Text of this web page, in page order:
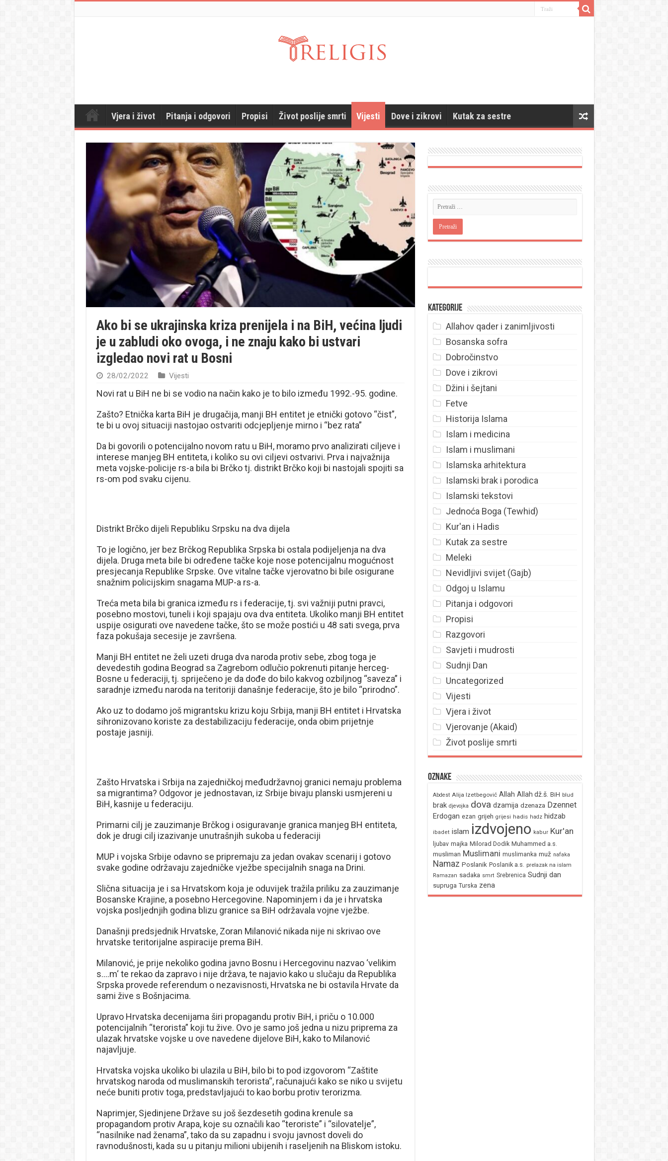
Vjera i život Pitanja i odgovori Propisi Život poslije smrti Vijesti Dove i zikrovi Kutak za sestre
Ako bi se ukrajinska kriza prenijela i na BiH, većina ljudi
je u zabludi oko ovoga, i ne znaju kako bi ustvari
izgledao novi rat u Bosni
28/02/2022 Vijesti
Novi rat u BiH ne bi se vodio na način kako je to bilo između 1992.-95. godine.
Zašto? Etnička karta BiH je drugačija, manji BH entitet je etnički gotovo “čist”,
te bi u ovoj situaciji nastojao ostvariti odcjepljenje mirno i “bez rata”
Da bi govorili o potencijalno novom ratu u BiH, moramo prvo analizirati ciljeve i
interese manjeg BH entiteta, i koliko su ovi ciljevi ostvarivi. Prva i najvažnija
meta vojske-policije rs-a bila bi Brčko tj. distrikt Brčko koji bi nastojali spojiti sa
rs-om pod svaku cijenu.
Distrikt Brčko dijeli Republiku Srpsku na dva dijela
To je logično, jer bez Brčkog Republika Srpska bi ostala podijeljenja na dva
dijela. Druga meta bile bi određene tačke koje nose potencijalnu mogućnost
presjecanja Republike Srpske. Ove vitalne tačke vjerovatno bi bile osigurane
snažnim policijskim snagama MUP-a rs-a.
Treća meta bila bi granica između rs i federacije, tj. svi važniji putni pravci,
posebno mostovi, tuneli i koji spajaju ova dva entiteta. Ukoliko manji BH entitet
uspije osigurati ove navedene tačke, što se može postići u 48 sati svega, prva
faza pokušaja secesije je završena.
Manji BH entitet ne želi uzeti druga dva naroda protiv sebe, zbog toga je
devedestih godina Beograd sa Zagrebom odlučio pokrenuti pitanje herceg-
Bosne u federaciji, tj. spriječeno je da dođe do bilo kakvog ozbiljnog “saveza” i
saradnje između naroda na teritoriji današnje federacije, što je bilo “prirodno”.
Ako uz to dodamo još migrantsku krizu koju Srbija, manji BH entitet i Hrvatska
sihronizovano koriste za destabilizaciju federacije, onda obim prijetnje
postaje jasniji.
Zašto Hrvatska i Srbija na zajedničkoj međudržavnoj granici nemaju problema
sa migrantima? Odgovor je jednostavan, iz Srbije bivaju planski usmjereni u
BiH, kasnije u federaciju.
Primarni cilj je zauzimanje Brčkog i osiguravanje granica manjeg BH entiteta,
dok je drugi cilj izazivanje unutrašnjih sukoba u federaciji
MUP i vojska Srbije odavno se pripremaju za jedan ovakav scenarij i gotovo
svake godine održavaju zajedničke vježbe specijalnih snaga na Drini.
Slična situacija je i sa Hrvatskom koja je oduvijek tražila priliku za zauzimanje
Bosanske Krajine, a posebno Hercegovine. Napominjem i da je i hrvatska
vojska posljednjih godina blizu granice sa BiH održavala vojne vježbe.
Današnji predsjednik Hrvatske, Zoran Milanović nikada nije ni skrivao ove
hrvatske teritorijalne aspiracije prema BiH.
Milanović, je prije nekoliko godina javno Bosnu i Hercegovinu nazvao ‘velikim
s….m‘ te rekao da zapravo i nije država, te najavio kako u slučaju da Republika
Srpska provede referendum o nezavisnosti, Hrvatska ne bi ostavila Hrvate da
sami žive s Bošnjacima.
Upravo Hrvatska decenijama širi propagandu protiv BiH, i priču o 10.000
potencijalnih “terorista” koji tu žive. Ovo je samo još jedna u nizu priprema za
ulazak hrvatske vojske u ove navedene dijelove BiH, kako to Milanović
najavljuje.
Hrvatska vojska ukoliko bi ulazila u BiH, bilo bi to pod izgovorom “Zaštite
hrvatskog naroda od muslimanskih terorista“, računajući kako se niko u svijetu
neće buniti protiv toga, predstavljajući to kao borbu protiv terorizma.
Naprimjer, Sjedinjene Države su još šezdesetih godina krenule sa
propagandom protiv Arapa, koje su označili kao “teroriste” i “silovatelje”,
“nasilnike nad ženama”, tako da su zapadnu i svoju javnost doveli do
ravnodušnosti, kada su u pitanju milioni ubijenih i raseljenih na Bliskom istoku.
Kategorije
Allahov qader i zanimljivosti
Bosanska sofra
Dobročinstvo
Dove i zikrovi
Džini i šejtani
Fetve
Historija Islama
Islam i medicina
Islam i muslimani
Islamska arhitektura
Islamski brak i porodica
Islamski tekstovi
Jednoća Boga (Tewhid)
Kur'an i Hadis
Kutak za sestre
Meleki
Nevidljivi svijet (Gajb)
Odgoj u Islamu
Pitanja i odgovori
Propisi
Razgovori
Savjeti i mudrosti
Sudnji Dan
Uncategorized
Vijesti
Vjera i život
Vjerovanje (Akaid)
Život poslije smrti
Oznake
Abdest Alija Izetbegović Allah Allah dž.š. BiH blud
brak djevojka dova dzamija dzenaza Dzennet
Erdogan ezan grijeh grijesi hadis hadz hidzab
ibadet islam izdvojeno kabur Kur'an
ljubav majka Milorad Dodik Muhammed a.s.
musliman Muslimani muslimanka muž nafaka
Namaz Poslanik Poslanik a.s. prelazak na islam
Ramazan sadaka smrt Srebrenica Sudnji dan
supruga Turska zena